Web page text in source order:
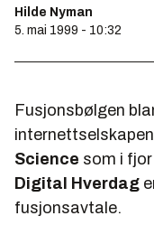
Hilde Nyman
5. mai 1999 - 10:32
Fusjonsbølgen
Science som i
Digital Hverdag
fusjonsavtale.